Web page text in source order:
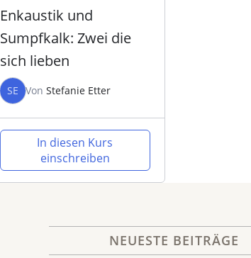
Enkaustik und
Sumpfkalk: Zwei die
sich lieben
SE Von Stefanie Etter
In diesen Kurs
einschreiben
NEUESTE BEITRÄGE